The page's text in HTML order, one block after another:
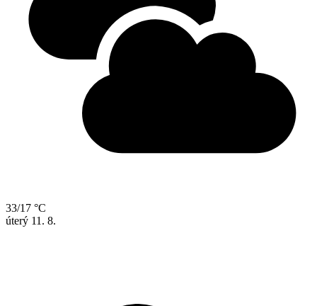
33/17 °C
úterý 11. 8.